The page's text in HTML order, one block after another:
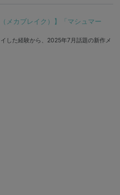
メカブレイク）】「マシュマー
した経験から、2025年7月話題の新作メ